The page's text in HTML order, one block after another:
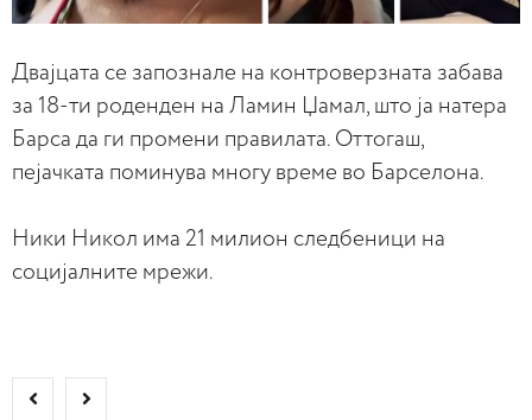
Двајцата се запознале на контроверзната забава
за 18-ти роденден на Ламин Џамал, што ја натера
Барса да ги промени правилата. Оттогаш,
пејачката поминува многу време во Барселона.
Ники Никол има 21 милион следбеници на
социјалните мрежи.